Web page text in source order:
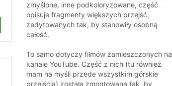
zmyślone, inne podkoloryzowane, część
opisuje fragmenty większych przejść,
zedytowanych tak, by stanowiły osobną
całość.
To samo dotyczy filmów zamieszczonych na
kanale YouTube. Część z nich (tu również
mam na myśli przede wszystkim górskie
przejścia) została zmontowana tak, by